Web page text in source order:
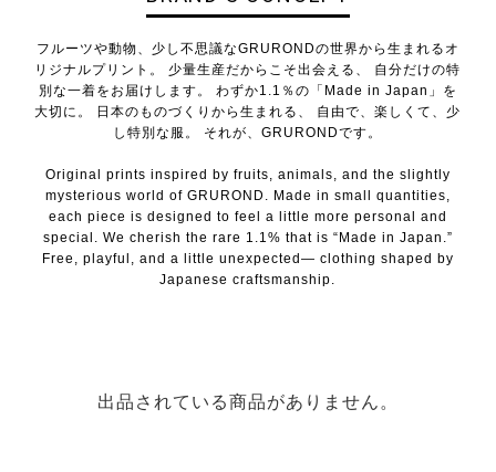
フルーツや動物、少し不思議なGRURONDの世界から生まれるオ
リジナルプリント。 少量生産だからこそ出会える、 自分だけの特
別な一着をお届けします。 わずか1.1％の「Made in Japan」を
大切に。 日本のものづくりから生まれる、 自由で、楽しくて、少
し特別な服。 それが、GRURONDです。
Original prints inspired by fruits, animals, and the slightly
mysterious world of GRUROND. Made in small quantities,
each piece is designed to feel a little more personal and
special. We cherish the rare 1.1% that is “Made in Japan.”
Free, playful, and a little unexpected— clothing shaped by
Japanese craftsmanship.
出品されている商品がありません。